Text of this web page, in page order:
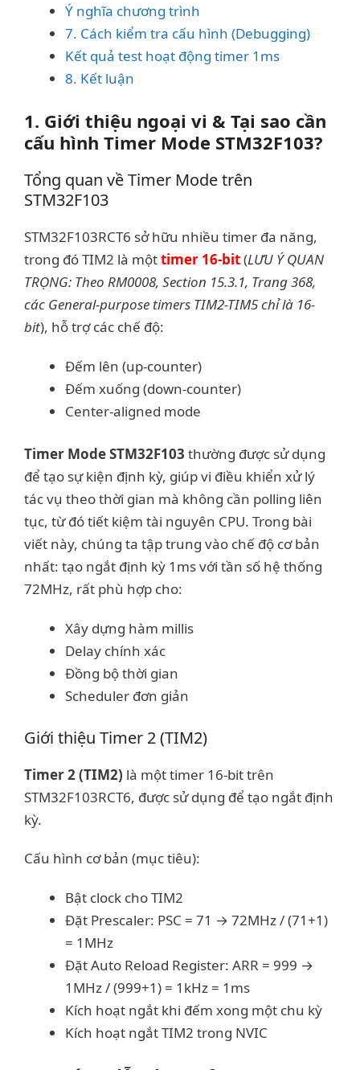
Ý nghĩa chương trình
7. Cách kiểm tra cấu hình (Debugging)
Kết quả test hoạt động timer 1ms
8. Kết luận
1. Giới thiệu ngoại vi & Tại sao cần
cấu hình Timer Mode STM32F103?
Tổng quan về Timer Mode trên
STM32F103
STM32F103RCT6 sở hữu nhiều timer đa năng,
trong đó TIM2 là mộttimer 16-bit(LƯU Ý QUAN
TRỌNG: Theo RM0008, Section 15.3.1, Trang 368,
các General-purpose timers TIM2-TIM5 chỉ là 16-
bit), hỗ trợ các chế độ:
Đếm lên (up-counter)
Đếm xuống (down-counter)
Center-aligned mode
Timer Mode STM32F103 thường được sử dụng
để tạo sự kiện định kỳ, giúp vi điều khiển xử lý
tác vụ theo thời gian mà không cần polling liên
tục, từ đó tiết kiệm tài nguyên CPU. Trong bài
viết này, chúng ta tập trung vào chế độ cơ bản
nhất: tạo ngắt định kỳ 1ms với tần số hệ thống
72MHz, rất phù hợp cho:
Xây dựng hàm millis
Delay chính xác
Đồng bộ thời gian
Scheduler đơn giản
Giới thiệu Timer 2 (TIM2)
Timer 2 (TIM2) là một timer 16-bit trên
STM32F103RCT6, được sử dụng để tạo ngắt định
kỳ.
Cấu hình cơ bản (mục tiêu):
Bật clock cho TIM2
Đặt Prescaler: PSC = 71 → 72MHz / (71+1)
= 1MHz
Đặt Auto Reload Register: ARR = 999 →
1MHz / (999+1) = 1kHz = 1ms
Kích hoạt ngắt khi đếm xong một chu kỳ
Kích hoạt ngắt TIM2 trong NVIC